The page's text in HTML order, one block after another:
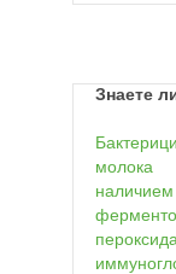
Знаете
молока